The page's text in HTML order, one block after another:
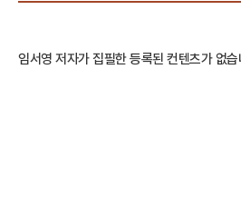
임서영 저자가 집필한 등록된 컨텐츠가 없습